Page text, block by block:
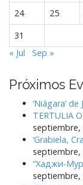
24
25
31
« Jul
Sep »
Próximos
‘Niágara’
TERTULIA
septiembre,
‘Grabiela,
septiembre,
“Хаджи-
septiembre,